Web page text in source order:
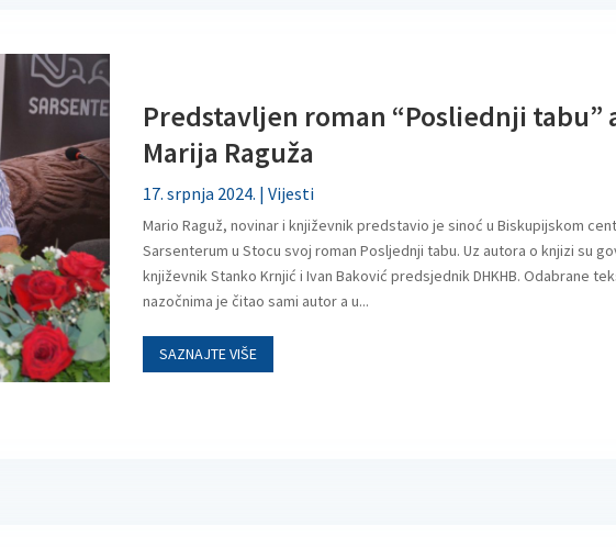
Predstavljen roman “Posliednji tabu”
Marija Raguža
17. srpnja 2024. |Vijesti
Mario Raguž, novinar i književnik predstavio je sinoć u Biskupijskom
Sarsenterum u Stocu svoj roman Posljednji tabu. Uz autora o knjizi su
književnik Stanko Krnjić i Ivan Baković predsjednik DHKHB. Odabrane
nazočnima je čitao sami autor a u...
SAZNAJTE VIŠE